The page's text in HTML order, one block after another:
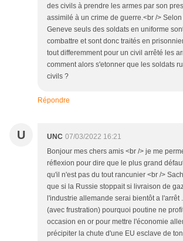
des civils à prendre les armes par son
assimilé à un crime de guerre.<br />
Geneve seuls des soldats en uniforme
combattre et sont donc traités en
tout differemment pour un civil arrêté les
comment alors s'etonner que les soldats
civils ?
Répondre
U UNC 07/03/2022 16:21
Bonjour mes chers amis <br /> je me
réflexion pour dire que le plus grand
qu'il n'est pas du tout rancunier <br />
que si la Russie stoppait si livraison de
l'industrie allemande serai bientôt a l'arrêt
(avec frustration) pourquoi poutine ne
occasion en or pour mettre l'économie
précipiter la chute d'une EU esclave de